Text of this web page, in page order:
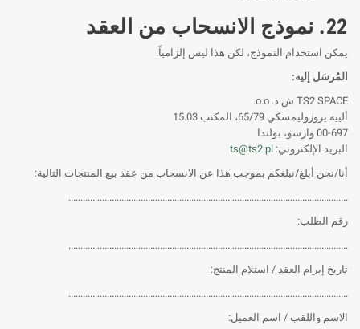
22. نموذج الانسحاب من العقد
يمكن استخدام النموذج، لكن هذا ليس إلزامياً.
المُرسَل إليه:
TS2 SPACE ش.ذ. o.o.
ألييه يروزوليمسكي 65/79، المكتب 15.03
00-697 وارسو، بولندا
البريد الإلكتروني: ts@ts2.pl
أنا/نحن أبلغ/نبلغكم بموجب هذا عن الانسحاب من عقد بيع المنتجات التالية:
....................................................................................................................
رقم الطلب:
....................................................................................................................
تاريخ إبرام العقد / استلام المنتج:
....................................................................................................................
الاسم واللقب / اسم العميل: